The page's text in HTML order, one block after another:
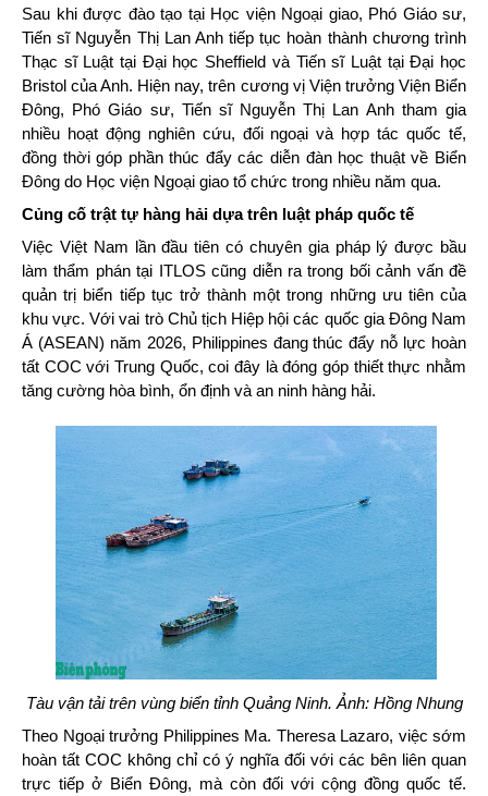
Sau khi được đào tạo tại Học viện Ngoại giao, Phó Giáo sư,
Tiến sĩ Nguyễn Thị Lan Anh tiếp tục hoàn thành chương trình
Thạc sĩ Luật tại Đại học Sheffield và Tiến sĩ Luật tại Đại học
Bristol của Anh. Hiện nay, trên cương vị Viện trưởng Viện Biển
Đông, Phó Giáo sư, Tiến sĩ Nguyễn Thị Lan Anh tham gia
nhiều hoạt động nghiên cứu, đối ngoại và hợp tác quốc tế,
đồng thời góp phần thúc đẩy các diễn đàn học thuật về Biển
Đông do Học viện Ngoại giao tổ chức trong nhiều năm qua.
Củng cố trật tự hàng hải dựa trên luật pháp quốc tế
Việc Việt Nam lần đầu tiên có chuyên gia pháp lý được bầu
làm thẩm phán tại ITLOS cũng diễn ra trong bối cảnh vấn đề
quản trị biển tiếp tục trở thành một trong những ưu tiên của
khu vực. Với vai trò Chủ tịch Hiệp hội các quốc gia Đông Nam
Á (ASEAN) năm 2026, Philippines đang thúc đẩy nỗ lực hoàn
tất COC với Trung Quốc, coi đây là đóng góp thiết thực nhằm
tăng cường hòa bình, ổn định và an ninh hàng hải.
Tàu vận tải trên vùng biển tỉnh Quảng Ninh. Ảnh: Hồng Nhung
Theo Ngoại trưởng Philippines Ma. Theresa Lazaro, việc sớm
hoàn tất COC không chỉ có ý nghĩa đối với các bên liên quan
trực tiếp ở Biển Đông, mà còn đối với cộng đồng quốc tế.